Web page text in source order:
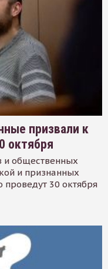
призвали к
октября
и общественных
и признанных
проведут 30 октября